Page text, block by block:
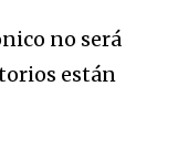
no será
están